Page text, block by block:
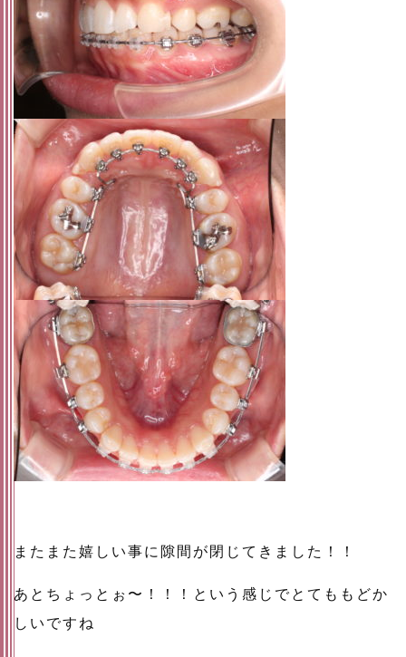
またまた嬉しい事に隙間が閉じてきました！！
あとちょっとぉ〜！！！という感じでとてももどか
しいですね